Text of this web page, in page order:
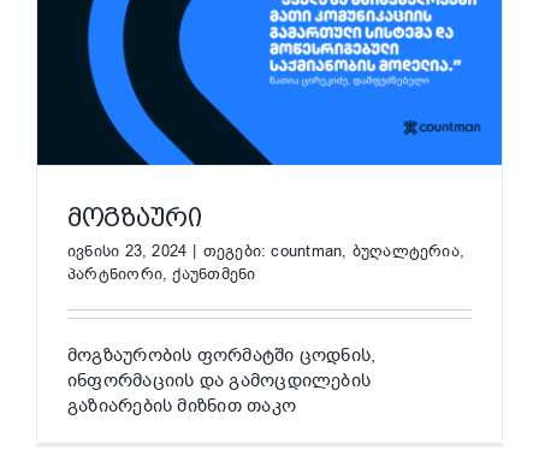
ᲛᲝᲒᲖᲐᲣᲠᲘ
ივნისი 23, 2024 | თეგები:countman, ბუღალტერია,
პარტნიორი,ქაუნთმენი
მოგზაურობის ფორმატში ცოდნის,
ინფორმაციის და გამოცდილების
გაზიარების მიზნით თაკო